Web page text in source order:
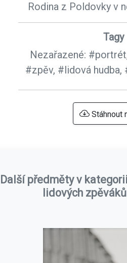
Rodina z Poldovky v
Tagy
Nezařazené:
#zpěv, #lidová hudba,
Stáhnout
Další předměty v
lidových